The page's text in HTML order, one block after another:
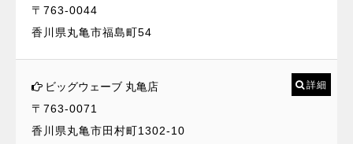
〒763-0044
香川県丸亀市福島町54
ビッグウェーブ 丸亀店
〒763-0071
香川県丸亀市田村町1302-10
詳細